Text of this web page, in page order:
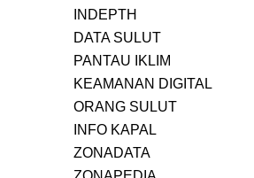
INDEPTH
DATA SULUT
PANTAU IKLIM
KEAMANAN DIGITAL
ORANG SULUT
INFO KAPAL
ZONADATA